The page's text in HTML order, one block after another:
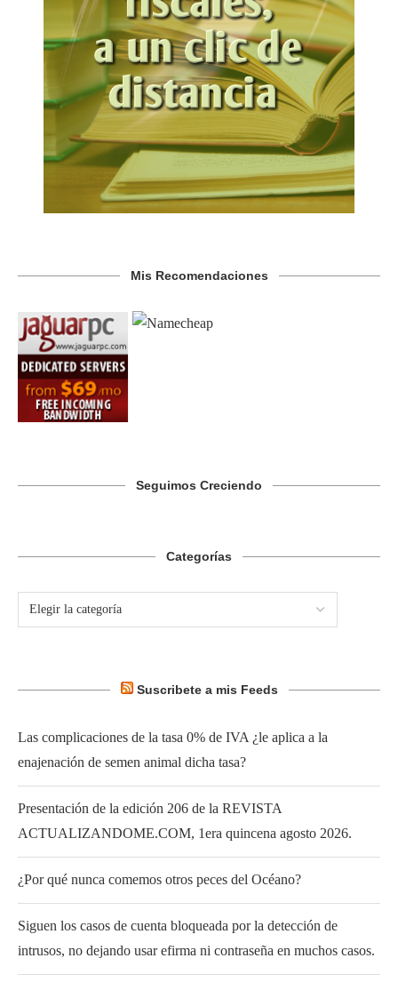
Mis Recomendaciones
Seguimos Creciendo
Categorías
Suscribete a mis Feeds
Las complicaciones de la tasa 0% de IVA ¿le aplica a la
enajenación de semen animal dicha tasa?
Presentación de la edición 206 de la REVISTA
ACTUALIZANDOME.COM, 1era quincena agosto 2026.
¿Por qué nunca comemos otros peces del Océano?
Siguen los casos de cuenta bloqueada por la detección de
intrusos, no dejando usar efirma ni contraseña en muchos casos.